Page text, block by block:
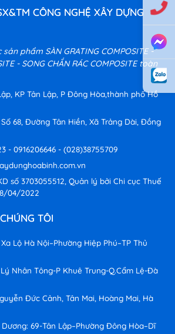
CÔNG NGHỆ XÂY DỰNG
phẩm SÀN GRATING COMPOSITE -
- SONG CHẮN RÁC COMPOSITE toàn
KP Tân Lập, P Đông Hòa,thành phố Hồ
68, Đường Tân Hiền, Xã Trảng Dài, Đồng
- 0916206646 - (028)38755709
số 3703055512, Quản lý bởi Chi cục Thuế
04/2022
TÔI
Lộ Hà Nội–Phường Hiệp Phú–TP Thủ
Nhân Tông-P Khuê Trung-Q.Cẩm Lệ-Đà
Đức Cảnh, Tân Mai, Hoàng Mai, Hà
Dương: 69-Tân Lập–Phường Đông Hòa–Dĩ